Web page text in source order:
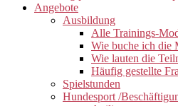
Angebote
Ausbildung
Alle Trainings-
Wie buche ich die
Wie lauten die
Häufig gestellte
Spielstunden
Hundesport /